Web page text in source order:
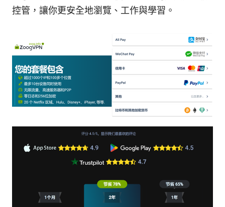
控管，讓你更安全地瀏覽、工作與學習。